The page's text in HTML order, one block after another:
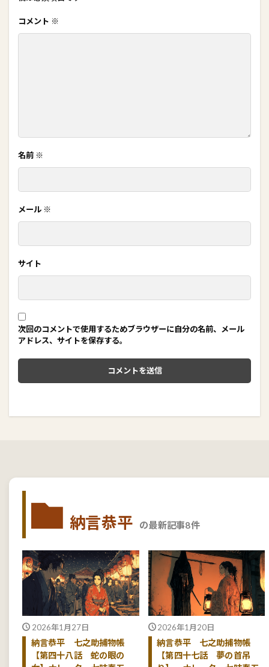
コメント ※
名前 ※
メール ※
サイト
次回のコメントで使用するためブラウザーに自分の名前、メール
アドレス、サイトを保存する。
納言恭平 の最新記事8件
2026年1月27日
納言恭平 七之助捕物帳
【第四十八話 蛇の眼の
2026年1月20日
納言恭平 七之助捕物帳
【第四十七話 夢の首吊